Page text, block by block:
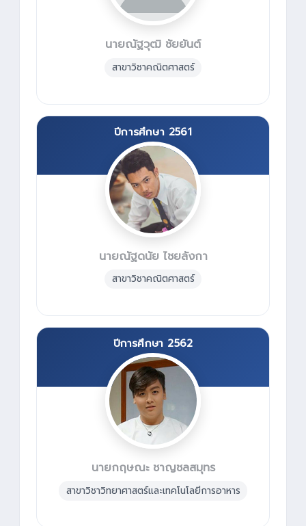
นายณัฐวุฒิ ชัยยันต์
สาขาวิชาคณิตศาสตร์
ปีการศึกษา 2561
นายณัฐดนัย ไชยลังกา
สาขาวิชาคณิตศาสตร์
ปีการศึกษา 2562
นายกฤษณะ ชาญชลสมุทร
สาขาวิชาวิทยาศาสตร์และเทคโนโลยีการอาหาร